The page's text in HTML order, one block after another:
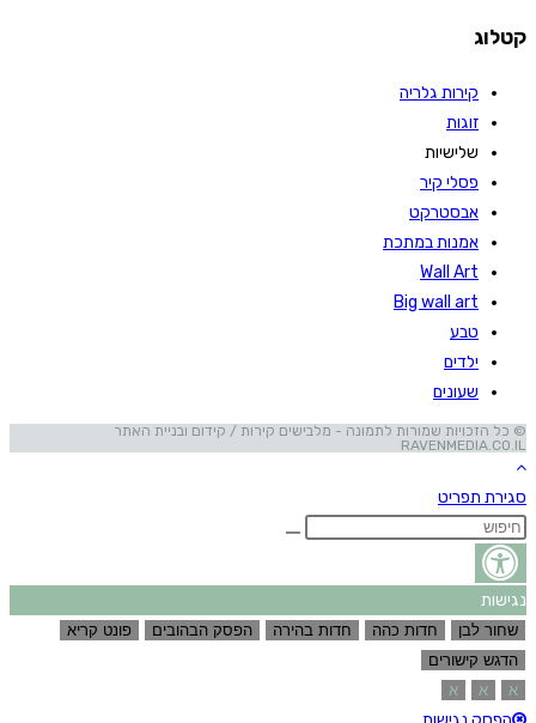
קטלוג
קירות גלריה
זוגות
שלישיות
פסלי קיר
אבסטרקט
אמנות במתכת
Wall Art
Big wall art
טבע
ילדים
שעונים
© כל הזכויות שמורות לתמונה - מלבישים קירות / קידום ובניית האתר
RAVENMEDIA.CO.IL
סגירת תפריט
נגישות
שחור לבן חדות כהה חדות בהירה הפסק הבהובים
פונט קריא
הדגש קישורים
א
א א